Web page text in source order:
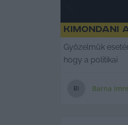
Kimondani
Győzelmük
hogy a politikai
BI Barna